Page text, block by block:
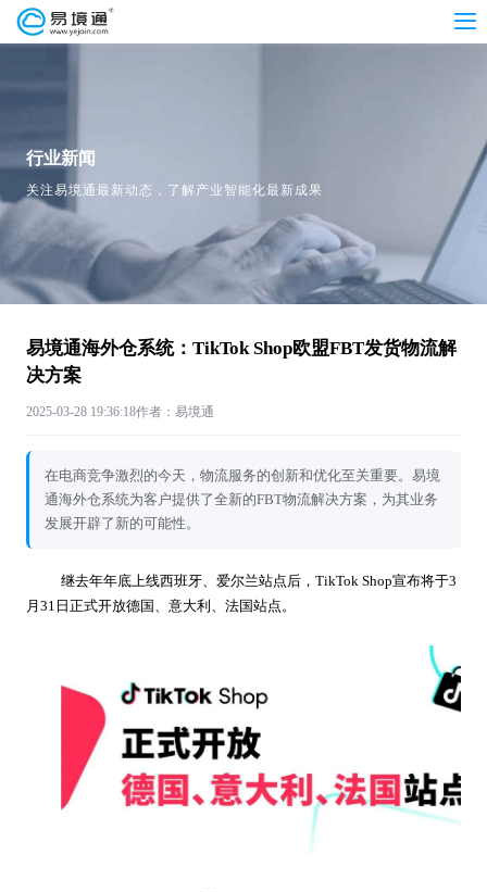
行业新闻
关注易境通最新动态，了解产业智能化最新成果
易境通海外仓系统：TikTok Shop欧盟FBT发货物流解
决方案
2025-03-28 19:36:18作者：易境通
在电商竞争激烈的今天，物流服务的创新和优化至关重要。易境
通海外仓系统为客户提供了全新的FBT物流解决方案，为其业务
发展开辟了新的可能性。
继去年年底上线西班牙、爱尔兰站点后，TikTok Shop宣布将于3
月31日正式开放德国、意大利、法国站点。